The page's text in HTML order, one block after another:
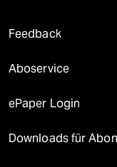
Feedback
Aboservice
ePaper Login
Downloads für